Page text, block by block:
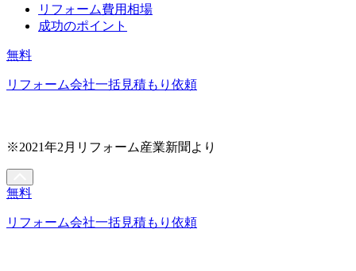
リフォーム費用相場
成功のポイント
無料
リフォーム会社一括見積もり依頼
※2021年2月リフォーム産業新聞より
無料
リフォーム会社一括見積もり依頼